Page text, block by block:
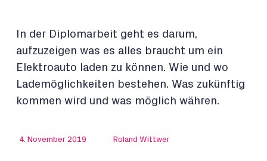
In der Diplomarbeit geht es darum,
aufzuzeigen was es alles braucht um ein
Elektroauto laden zu können. Wie und wo
Lademöglichkeiten bestehen. Was zukünftig
kommen wird und was möglich währen.
4. November 2019 Roland Wittwer